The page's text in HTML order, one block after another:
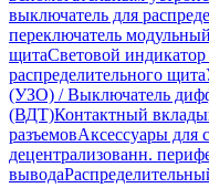
выключатель для
переключатель
щитаСветовой
распределительного щита
(УЗО) / Выключатель
(ВДТ)Контактный
разъемовАксессуары для
децентрализованн.
вывода